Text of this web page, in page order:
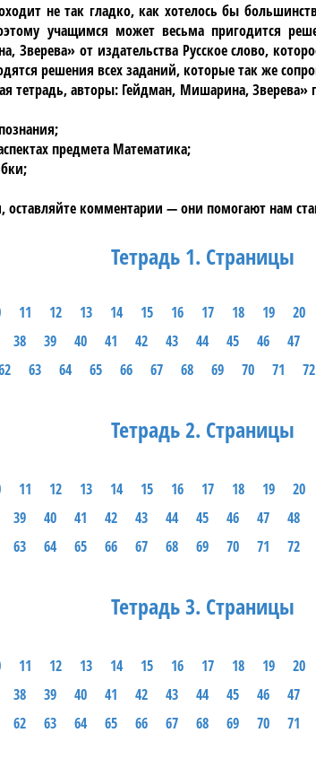
не так гладко, как хотелось бы
учащимся может весьма пригодится
Зверева» от издательства Русское слово,
решения всех заданий, которые так же
тетрадь, авторы: Гейдман, Мишарина,
предмета Математика;
оставляйте комментарии — они помогают нам
Тетрадь 1. Страницы
11 12 13 14 15 16 17 18 19 20
38 39 40 41 42 43 44 45 46 47
63 64 65 66 67 68 69 70 71 72
Тетрадь 2. Страницы
11 12 13 14 15 16 17 18 19 20
39 40 41 42 43 44 45 46 47 48
63 64 65 66 67 68 69 70 71 72
Тетрадь 3. Страницы
11 12 13 14 15 16 17 18 19 20
38 39 40 41 42 43 44 45 46 47
62 63 64 65 66 67 68 69 70 71